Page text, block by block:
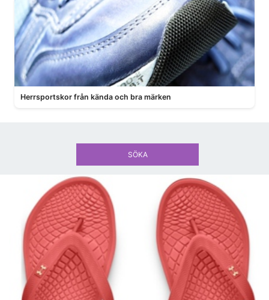
Herrsportskor från kända och bra märken
SÖKA